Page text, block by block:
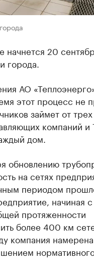
20
города.
АО
этот процесс не
займет от
компаний и
дом.
обновлению
на сетях
периодом
начиная
протяженности
более 400 км
компания